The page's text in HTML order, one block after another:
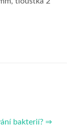
bakterií? ⇒